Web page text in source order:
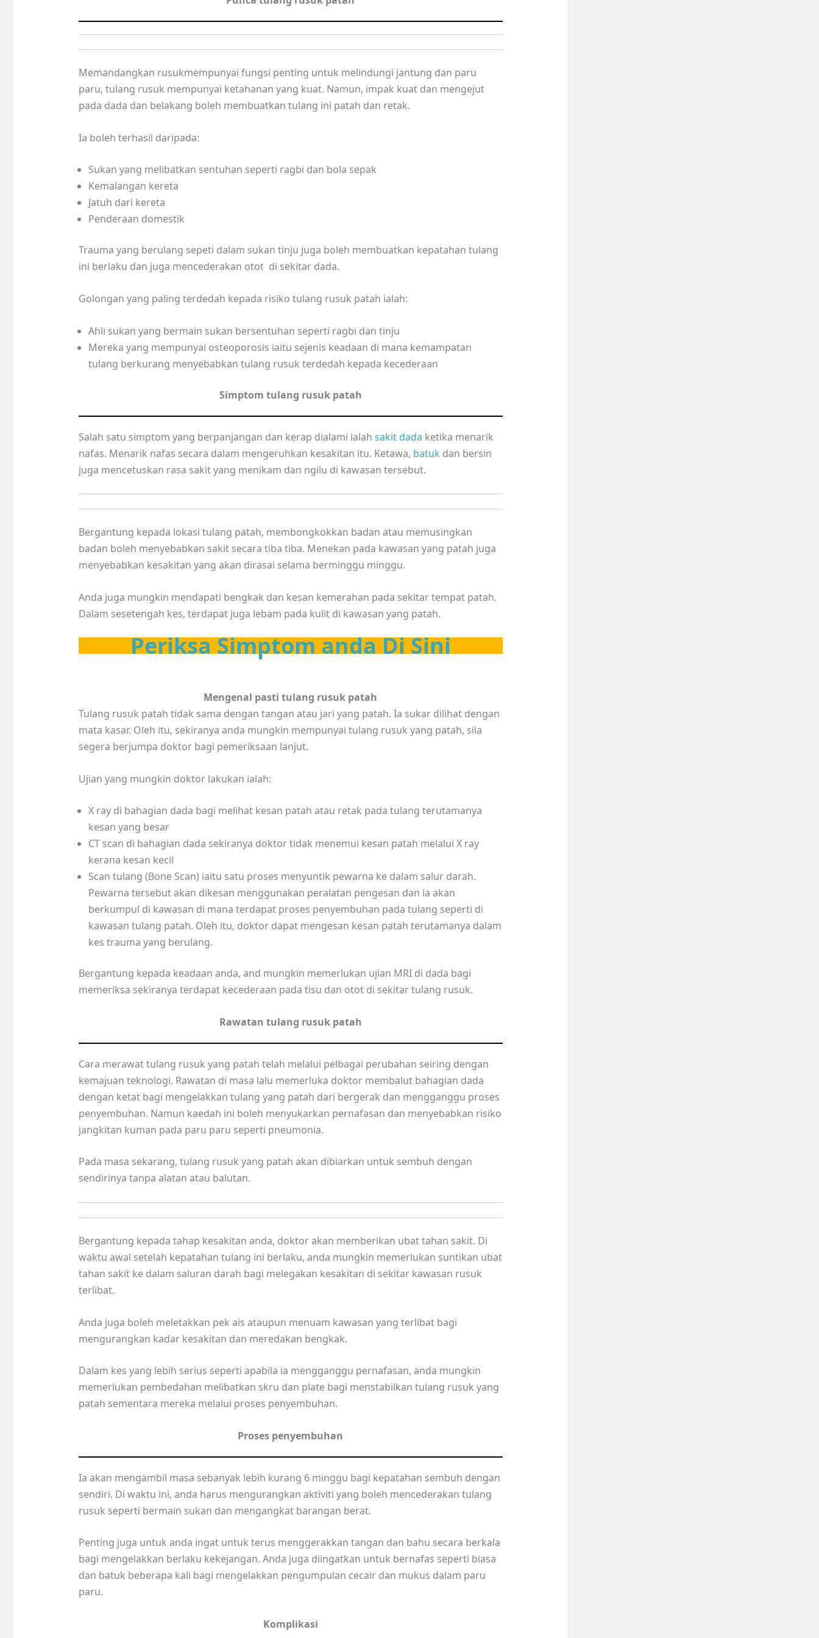
Memandangkan rusukmempunyai fungsi penting untuk melindungi jantung dan paru
paru, tulang rusuk mempunyai ketahanan yang kuat. Namun, impak kuat dan mengejut
pada dada dan belakang boleh membuatkan tulang ini patah dan retak.
Ia boleh terhasil daripada:
Sukan yang melibatkan sentuhan seperti ragbi dan bola sepak
Kemalangan kereta
Jatuh dari kereta
Penderaan domestik
Trauma yang berulang sepeti dalam sukan tinju juga boleh membuatkan kepatahan tulang
ini berlaku dan juga mencederakan otot di sekitar dada.
Golongan yang paling terdedah kepada risiko tulang rusuk patah ialah:
Ahli sukan yang bermain sukan bersentuhan seperti ragbi dan tinju
Mereka yang mempunyai osteoporosis iaitu sejenis keadaan di mana kemampatan
tulang berkurang menyebabkan tulang rusuk terdedah kepada kecederaan
Simptom tulang rusuk patah
Salah satu simptom yang berpanjangan dan kerap dialami ialah sakit dada ketika menarik
nafas. Menarik nafas secara dalam mengeruhkan kesakitan itu. Ketawa, batuk dan bersin
juga mencetuskan rasa sakit yang menikam dan ngilu di kawasan tersebut.
Bergantung kepada lokasi tulang patah, membongkokkan badan atau memusingkan
badan boleh menyebabkan sakit secara tiba tiba. Menekan pada kawasan yang patah juga
menyebabkan kesakitan yang akan dirasai selama berminggu minggu.
Anda juga mungkin mendapati bengkak dan kesan kemerahan pada sekitar tempat patah.
Dalam sesetengah kes, terdapat juga lebam pada kulit di kawasan yang patah.
Periksa Simptom anda Di Sini
Mengenal pasti tulang rusuk patah
Tulang rusuk patah tidak sama dengan tangan atau jari yang patah. Ia sukar dilihat dengan
mata kasar. Oleh itu, sekiranya anda mungkin mempunyai tulang rusuk yang patah, sila
segera berjumpa doktor bagi pemeriksaan lanjut.
Ujian yang mungkin doktor lakukan ialah:
X ray di bahagian dada bagi melihat kesan patah atau retak pada tulang terutamanya
kesan yang besar
CT scan di bahagian dada sekiranya doktor tidak menemui kesan patah melalui X ray
kerana kesan kecil
Scan tulang (Bone Scan) iaitu satu proses menyuntik pewarna ke dalam salur darah.
Pewarna tersebut akan dikesan menggunakan peralatan pengesan dan ia akan
berkumpul di kawasan di mana terdapat proses penyembuhan pada tulang seperti di
kawasan tulang patah. Oleh itu, doktor dapat mengesan kesan patah terutamanya dalam
kes trauma yang berulang.
Bergantung kepada keadaan anda, and mungkin memerlukan ujian MRI di dada bagi
memeriksa sekiranya terdapat kecederaan pada tisu dan otot di sekitar tulang rusuk.
Rawatan tulang rusuk patah
Cara merawat tulang rusuk yang patah telah melalui pelbagai perubahan seiring dengan
kemajuan teknologi. Rawatan di masa lalu memerluka doktor membalut bahagian dada
dengan ketat bagi mengelakkan tulang yang patah dari bergerak dan mengganggu proses
penyembuhan. Namun kaedah ini boleh menyukarkan pernafasan dan menyebabkan risiko
jangkitan kuman pada paru paru seperti pneumonia.
Pada masa sekarang, tulang rusuk yang patah akan dibiarkan untuk sembuh dengan
sendirinya tanpa alatan atau balutan.
Bergantung kepada tahap kesakitan anda, doktor akan memberikan ubat tahan sakit. Di
waktu awal setelah kepatahan tulang ini berlaku, anda mungkin memerlukan suntikan ubat
tahan sakit ke dalam saluran darah bagi melegakan kesakitan di sekitar kawasan rusuk
terlibat.
Anda juga boleh meletakkan pek ais ataupun menuam kawasan yang terlibat bagi
mengurangkan kadar kesakitan dan meredakan bengkak.
Dalam kes yang lebih serius seperti apabila ia mengganggu pernafasan, anda mungkin
memerlukan pembedahan melibatkan skru dan plate bagi menstabilkan tulang rusuk yang
patah sementara mereka melalui proses penyembuhan.
Proses penyembuhan
Ia akan mengambil masa sebanyak lebih kurang 6 minggu bagi kepatahan sembuh dengan
sendiri. Di waktu ini, anda harus mengurangkan aktiviti yang boleh mencederakan tulang
rusuk seperti bermain sukan dan mengangkat barangan berat.
Penting juga untuk anda ingat untuk terus menggerakkan tangan dan bahu secara berkala
bagi mengelakkan berlaku kekejangan. Anda juga diingatkan untuk bernafas seperti biasa
dan batuk beberapa kali bagi mengelakkan pengumpulan cecair dan mukus dalam paru
paru.
Komplikasi